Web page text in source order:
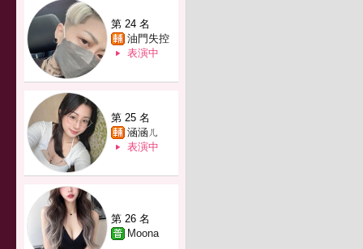
第 24 名
油門失控
表演中
第 25 名
涵涵ㄦ
表演中
第 26 名
Moona